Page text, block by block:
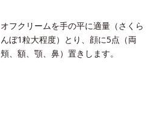
オフクリームを手の平に適量（さくら
んぼ1粒大程度）とり、顔に5点（両
頬、額、顎、鼻）置きします。